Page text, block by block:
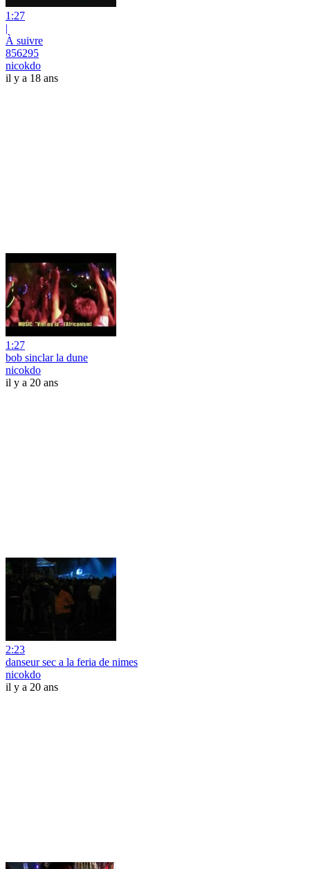
1:27
|
À suivre
856295
nicokdo
il y a 18 ans
1:27
bob sinclar la dune
nicokdo
il y a 20 ans
2:23
danseur sec a la feria de nimes
nicokdo
il y a 20 ans